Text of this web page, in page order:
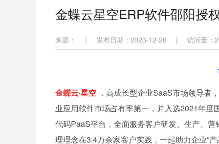
金蝶云星空ERP软件邵阳授
来源： | 发布日期：2023-12-26 | 访问量：
金蝶云·星空 ，高成长型企业SaaS市场领导者
业应用软件市场占有率第一，并入选2021年度
代码PaaS平台，全面服务客户研发、生产、
理理念在3.4万余家客户实践，一起助力企业“